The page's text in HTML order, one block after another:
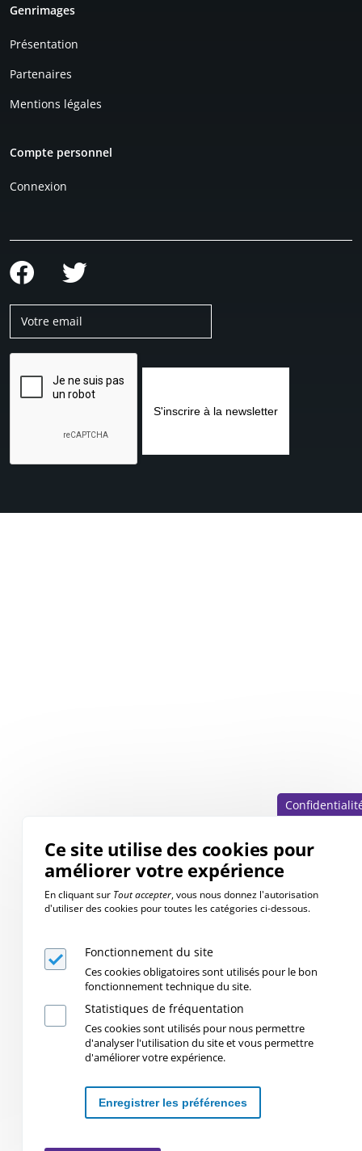
Genrimages
Présentation
Partenaires
Mentions légales
Compte personnel
Connexion
Ce site utilise des cookies pour
améliorer votre expérience
En cliquant sur Tout accepter, vous nous donnez l'autorisation
d'utiliser des cookies pour toutes les catégories ci-dessous.
Fonctionnement du site
Ces cookies obligatoires sont utilisés pour le bon
fonctionnement technique du site.
Statistiques de fréquentation
Ces cookies sont utilisés pour nous permettre
d'analyser l'utilisation du site et vous permettre
d'améliorer votre expérience.
Enregistrer les préférences